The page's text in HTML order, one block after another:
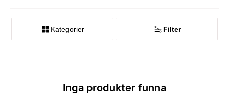
Kategorier Filter
Inga produkter funna